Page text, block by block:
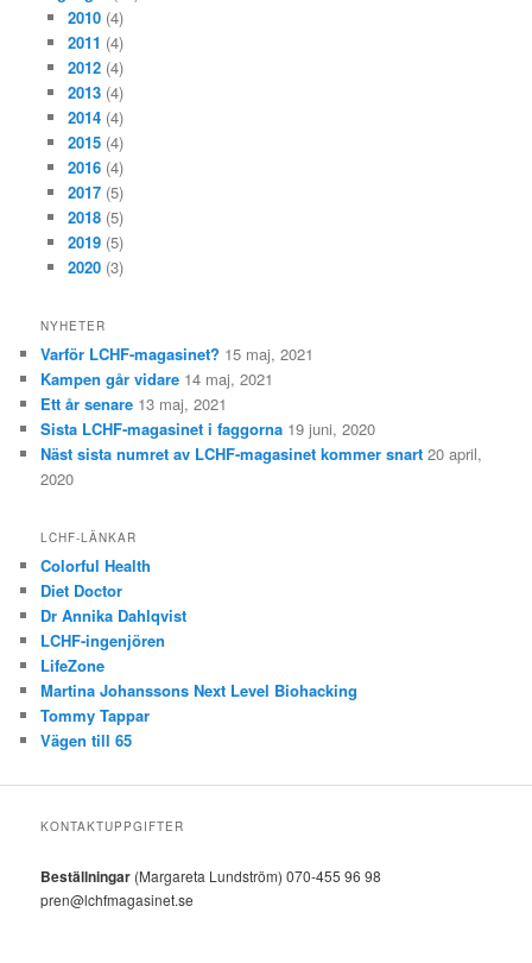
2010 (4)
2011 (4)
2012 (4)
2013 (4)
2014 (4)
2015 (4)
2016 (4)
2017 (5)
2018 (5)
2019 (5)
2020 (3)
NYHETER
Varför LCHF-magasinet? 15 maj, 2021
Kampen går vidare 14 maj, 2021
Ett år senare 13 maj, 2021
Sista LCHF-magasinet i faggorna 19 juni, 2020
Näst sista numret av LCHF-magasinet kommer snart 20 april,
2020
LCHF-LÄNKAR
Colorful Health
Diet Doctor
Dr Annika Dahlqvist
LCHF-ingenjören
LifeZone
Martina Johanssons Next Level Biohacking
Tommy Tappar
Vägen till 65
KONTAKTUPPGIFTER
Beställningar (Margareta Lundström) 070-455 96 98
pren@lchfmagasinet.se